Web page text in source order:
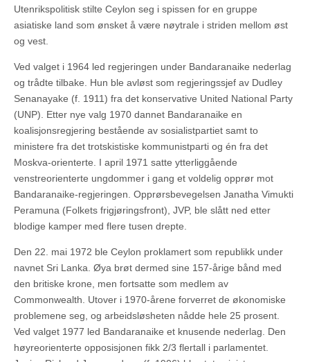
Utenrikspolitisk stilte Ceylon seg i spissen for en gruppe
asiatiske land som ønsket å være nøytrale i striden mellom øst
og vest.
Ved valget i 1964 led regjeringen under Bandaranaike nederlag
og trådte tilbake. Hun ble avløst som regjeringssjef av Dudley
Senanayake (f. 1911) fra det konservative United National Party
(UNP). Etter nye valg 1970 dannet Bandaranaike en
koalisjonsregjering bestående av sosialistpartiet samt to
ministere fra det trotskistiske kommunistparti og én fra det
Moskva-orienterte. I april 1971 satte ytterliggående
venstreorienterte ungdommer i gang et voldelig opprør mot
Bandaranaike-regjeringen. Opprørsbevegelsen Janatha Vimukti
Peramuna (Folkets frigjøringsfront), JVP, ble slått ned etter
blodige kamper med flere tusen drepte.
Den 22. mai 1972 ble Ceylon proklamert som republikk under
navnet Sri Lanka. Øya brøt dermed sine 157-årige bånd med
den britiske krone, men fortsatte som medlem av
Commonwealth. Utover i 1970-årene forverret de økonomiske
problemene seg, og arbeidsløsheten nådde hele 25 prosent.
Ved valget 1977 led Bandaranaike et knusende nederlag. Den
høyreorienterte opposisjonen fikk 2/3 flertall i parlamentet.